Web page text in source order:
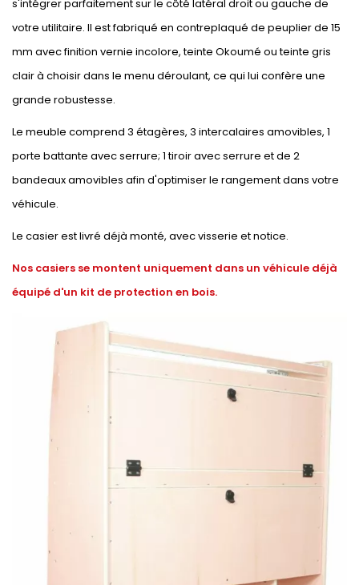
s'intégrer parfaitement sur le côté latéral droit ou gauche de
votre utilitaire. Il est fabriqué en contreplaqué de peuplier de 15
mm avec finition vernie incolore, teinte Okoumé ou teinte gris
clair à choisir dans le menu déroulant, ce qui lui confère une
grande robustesse.
Le meuble comprend 3 étagères, 3 intercalaires amovibles, 1
porte battante avec serrure; 1 tiroir avec serrure et de 2
bandeaux amovibles afin d'optimiser le rangement dans votre
véhicule.
Le casier est livré déjà monté, avec visserie et notice.
Nos casiers se montent uniquement dans un véhicule déjà
équipé d'un kit de protection en bois.